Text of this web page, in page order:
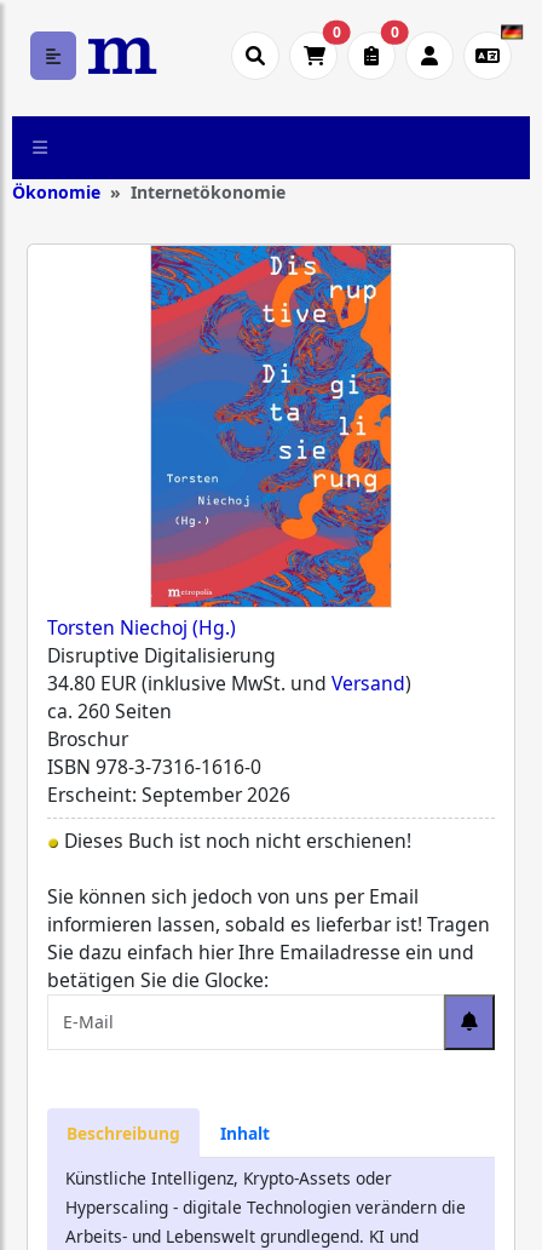
0 0
Ökonomie Internetökonomie
Torsten Niechoj (Hg.)
Disruptive Digitalisierung
34.80 EUR (inklusive MwSt. und Versand)
ca. 260 Seiten
Broschur
ISBN 978-3-7316-1616-0
Erscheint: September 2026
Dieses Buch ist noch nicht erschienen!
Sie können sich jedoch von uns per Email
informieren lassen, sobald es lieferbar ist! Tragen
Sie dazu einfach hier Ihre Emailadresse ein und
betätigen Sie die Glocke:
Beschreibung
Inhalt
Künstliche Intelligenz, Krypto-Assets oder
Hyperscaling - digitale Technologien verändern die
Arbeits- und Lebenswelt grundlegend. KI und